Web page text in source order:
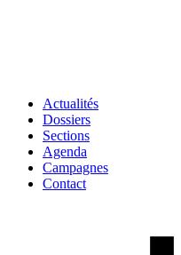
Actualités
Dossiers
Sections
Agenda
Campagnes
Contact